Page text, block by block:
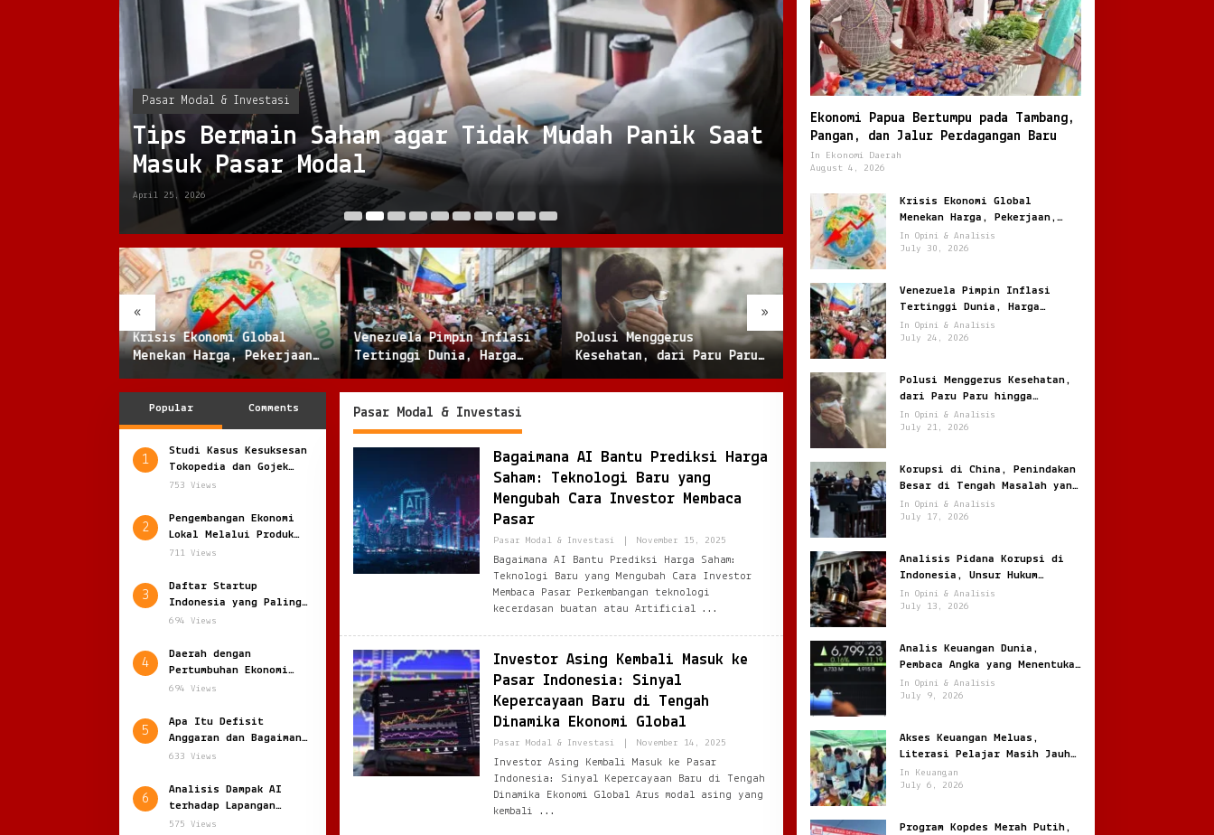
Pasar Modal & Investasi
Tips Bermain Saham agar Tidak Mudah Panik Saat
Masuk Pasar Modal
April 25, 2026
Pasar Modal & Investasi
Tren Investor Ritel di Pasar
Peran Penting Data dalam
December 22, 2025
« »
Krisis Ekonomi Global
Menekan Harga, Pekerjaan,
dan Daya Beli Masyarakat
Venezuela Pimpin Inflasi
Tertinggi Dunia, Harga
Melonjak Ratusan Persen
Polusi Menggerus
Kesehatan, dari Paru Paru
Korupsi di China,
Penindakan Besar di Tengah
Masalah yang Terus
Berulang
hingga Pemulihan Aset
Popular Comments
1
Studi Kasus Kesuksesan
Tokopedia dan Gojek
Pasca Merger: Sinergi
Indonesia
753 Views
2
Pengembangan Ekonomi
Lokal Melalui Produk
Unggulan: Menggerakkan
Daya Saing Global
711 Views
3
Daftar Startup
Indonesia yang Paling
Berkembang di Tahun
Sukses Mereka
694 Views
4
Daerah dengan
Pertumbuhan Ekonomi
Tertinggi di 2025:
Pertumbuhan Indonesia
694 Views
5
Apa Itu Defisit
Anggaran dan Bagaimana
Cara Mengatasinya:
Fiskal Negara
633 Views
6
Analisis Dampak AI
terhadap Lapangan
Kerja di Indonesia:
575 Views
Pasar Modal & Investasi
Bagaimana AI Bantu Prediksi Harga
Saham: Teknologi Baru yang
Mengubah Cara Investor Membaca
Pasar
Pasar Modal & Investasi November 15, 2025By
Ezblognetwork@gmail.com
Bagaimana AI Bantu Prediksi Harga Saham:
Teknologi Baru yang Mengubah Cara Investor
Membaca Pasar Perkembangan teknologi
kecerdasan buatan atau Artificial
Investor Asing Kembali Masuk ke
Pasar Indonesia: Sinyal
Kepercayaan Baru di Tengah
Dinamika Ekonomi Global
Pasar Modal & Investasi November 14, 2025By
Ezblognetwork@gmail.com
Investor Asing Kembali Masuk ke Pasar
Indonesia: Sinyal Kepercayaan Baru di Tengah
Dinamika Ekonomi Global Arus modal asing yang
kembali
Ekonomi Papua Bertumpu pada Tambang,
Pangan, dan Jalur Perdagangan Baru
In Ekonomi Daerah
August 4, 2026
Krisis Ekonomi Global
Menekan Harga, Pekerjaan,
dan Daya Beli Masyarakat
In Opini & Analisis
July 30, 2026
Venezuela Pimpin Inflasi
Tertinggi Dunia, Harga
Melonjak Ratusan Persen
In Opini & Analisis
July 24, 2026
Polusi Menggerus Kesehatan,
dari Paru Paru hingga
Jantung
In Opini & Analisis
July 21, 2026
Korupsi di China, Penindakan
Besar di Tengah Masalah yang
Terus Berulang
In Opini & Analisis
July 17, 2026
Analisis Pidana Korupsi di
Indonesia, Unsur Hukum
hingga Pemulihan Aset
In Opini & Analisis
July 13, 2026
Analis Keuangan Dunia,
Pembaca Angka yang Menentukan
Arah Pasar Global
In Opini & Analisis
July 9, 2026
Akses Keuangan Meluas,
Literasi Pelajar Masih Jauh
Tertinggal
In Keuangan
July 6, 2026
Program Kopdes Merah Putih,